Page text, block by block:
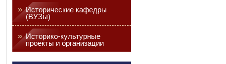
Исторические кафедры
(ВУЗы)
Историко-культурные
проекты и организации